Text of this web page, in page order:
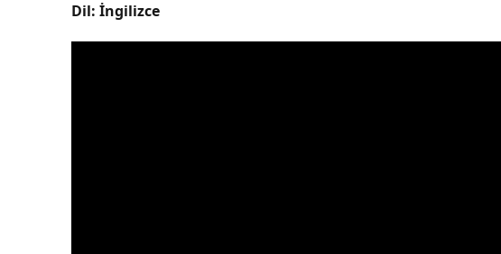
Dil: İngilizce